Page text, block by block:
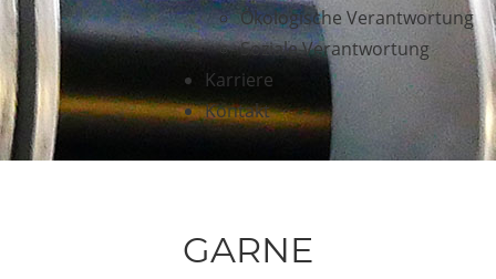
Ökologische Verantwortung
Soziale Verantwortung
Karriere
Kontakt
GARNE